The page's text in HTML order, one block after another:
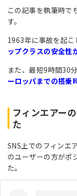
この記事を執筆時で
す。
1963年に事故を起こ
ップクラスの安全性
また、最短9時間30
ーロッパまでの搭乗
フィンエアー
た
SNS上でのフィンエ
のユーザーの方がポ
た。